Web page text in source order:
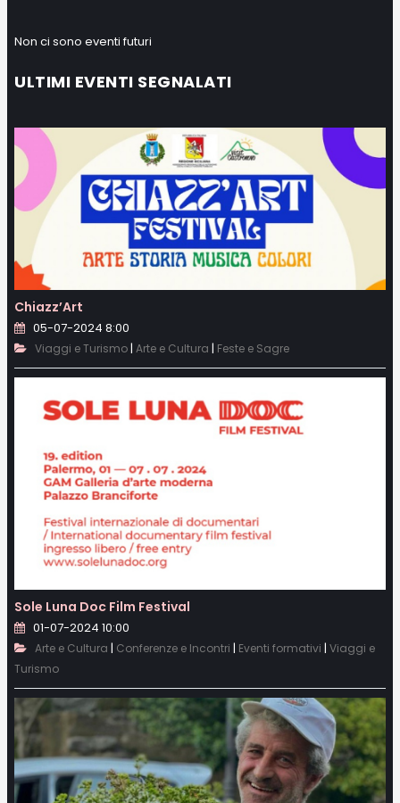
Non ci sono eventi futuri
ULTIMI EVENTI SEGNALATI
Chiazz’Art
05-07-2024 8:00
Viaggi e Turismo| Arte e Cultura | Feste e Sagre
Sole Luna Doc Film Festival
01-07-2024 10:00
Arte e Cultura | Conferenze e Incontri | Eventi formativi | Viaggi e
Turismo